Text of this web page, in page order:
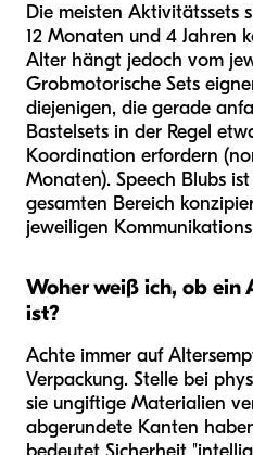
Die meisten Aktivitätssets
12 Monaten und 4 Jahren
Alter hängt jedoch vom
Grobmotorische Sets
diejenigen, die gerade
Bastelsets in der Regel
Koordination erfordern
Monaten). Speech Blubs
gesamten Bereich
jeweiligen
Woher weiß ich, ob
ist?
Achte immer auf
Verpackung. Stelle bei
sie ungiftige Materialien
abgerundete Kanten